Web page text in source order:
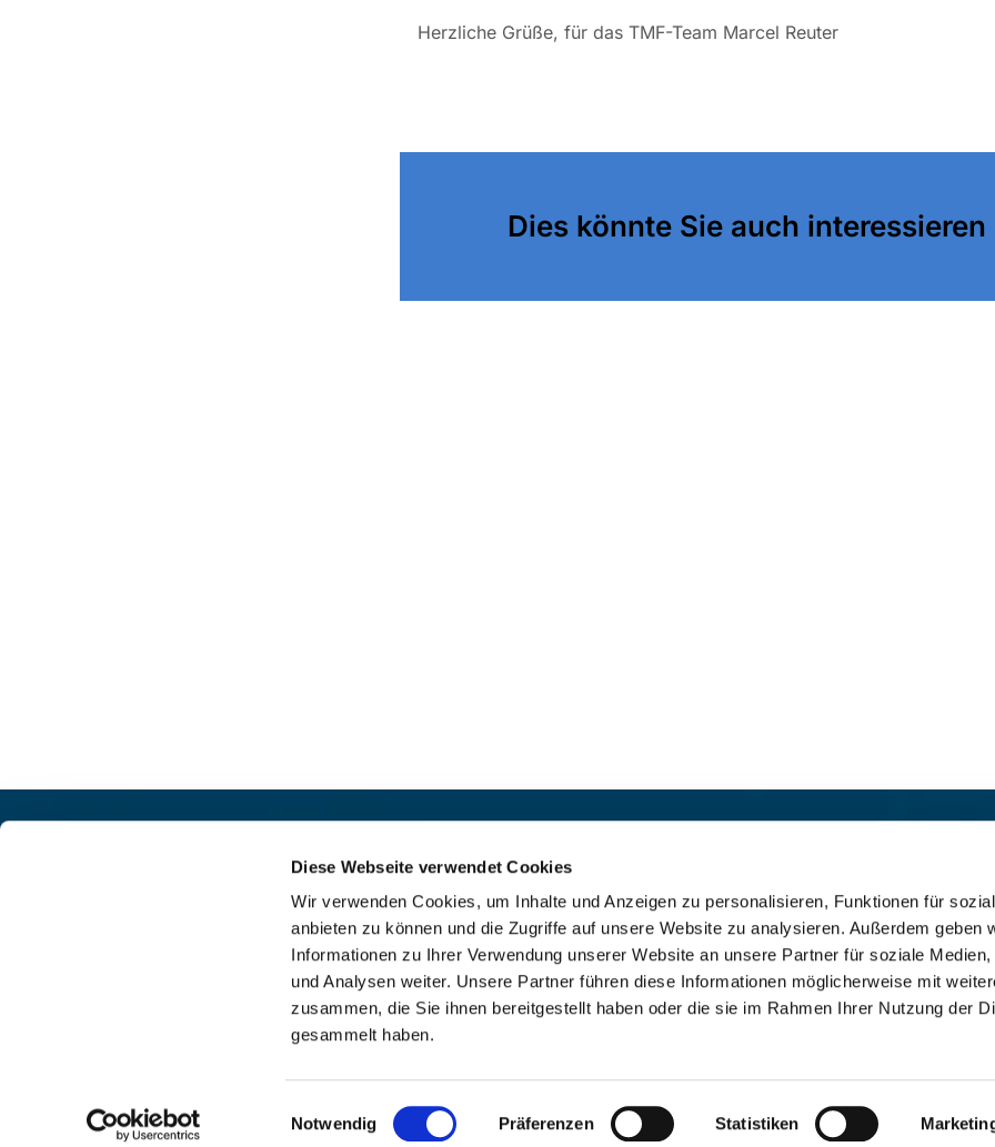
Diese Webseite verwendet Cookies
Wir verwenden Cookies, um Inhalte und Anzeigen zu personalisieren, Funktionen für
anbieten zu können und die Zugriffe auf unsere Website zu analysieren. Außerdem geben
Informationen zu Ihrer Verwendung unserer Website an unsere Partner für soziale Medien,
und Analysen weiter. Unsere Partner führen diese Informationen möglicherweise mit
zusammen, die Sie ihnen bereitgestellt haben oder die sie im Rahmen Ihrer Nutzung der
gesammelt haben.
Einwilligungsauswahl
Notwendig Präferenzen Statistiken
Herzliche Grüße, für das TMF-Team Marcel Reuter
Dies könnte Sie auch interessieren
 +49 30 8859 590
 pfarrbuero@sankthelena.de
 webteam@sankthelena.de
 Heilig Kreuz:
Mo-So 8-18 Uhr